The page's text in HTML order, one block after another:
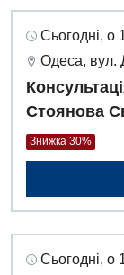
Сьогодні, о
Одеса, вул.
Стоянова
Знижка 30%
Сьогодні, о